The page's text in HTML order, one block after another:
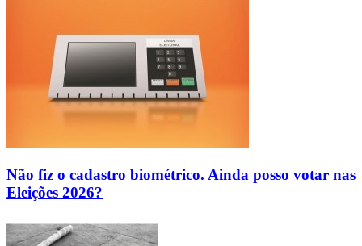
Não fiz o cadastro biométrico. Ainda posso votar nas
Eleições 2026?